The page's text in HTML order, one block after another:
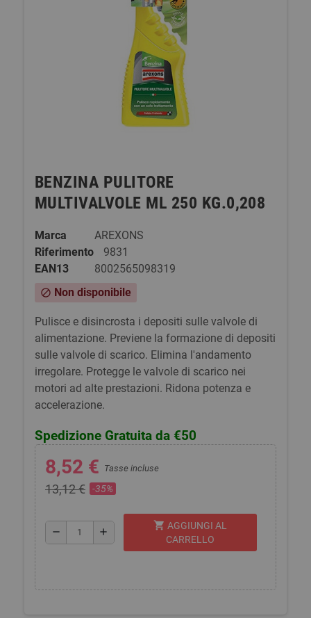
BENZINA PULITORE
MULTIVALVOLE ML 250 KG.0,208
Marca
AREXONS
Riferimento
9831
EAN13
8002565098319
block Non disponibile
Pulisce e disincrosta i depositi sulle valvole di
alimentazione. Previene la formazione di depositi
sulle valvole di scarico. Elimina l'andamento
irregolare. Protegge le valvole di scarico nei
motori ad alte prestazioni. Ridona potenza e
accelerazione.
Spedizione Gratuita da €50
8,52 € Tasse incluse
13,12 € -35%
remove add
shopping_cart AGGIUNGI AL
CARRELLO